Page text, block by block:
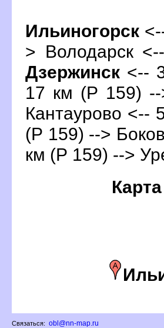
Ильиногорск
> Володарск
Дзержинск <--
17 км (Р 159)
Кантаурово <--
(Р 159) -->
км (Р 159) -->
Связаться: obl@nn-map.ru